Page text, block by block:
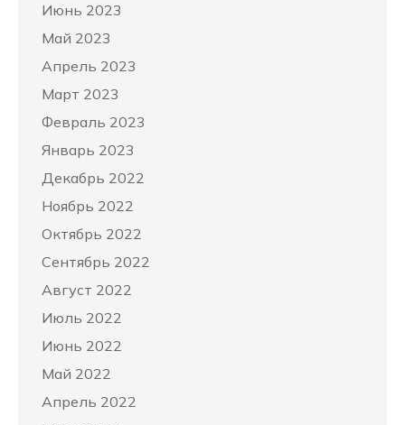
Июнь 2023
Май 2023
Апрель 2023
Март 2023
Февраль 2023
Январь 2023
Декабрь 2022
Ноябрь 2022
Октябрь 2022
Сентябрь 2022
Август 2022
Июль 2022
Июнь 2022
Май 2022
Апрель 2022